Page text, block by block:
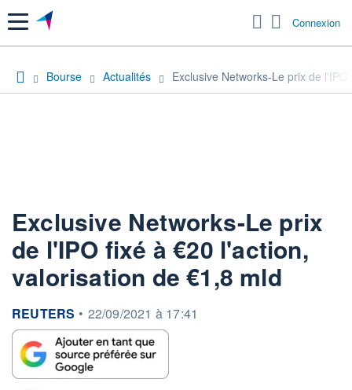
Menu Connexion
Bourse Actualités Exclusive Networks-Le prix de
Exclusive Networks-Le prix
de l'IPO fixé à €20 l'action,
valorisation de €1,8 mld
information fournie par
REUTERS • 22/09/2021 à 17:41